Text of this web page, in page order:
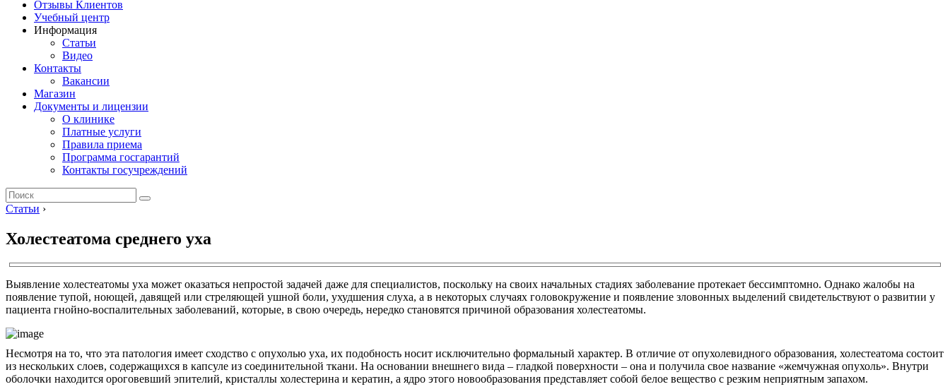
Отзывы Клиентов
Учебный центр
Информация
Статьи
Видео
Контакты
Вакансии
Магазин
Документы и лицензии
О клинике
Платные услуги
Правила приема
Программа госгарантий
Контакты госучреждений
Статьи ›
Холестеатома среднего уха
Выявление холестеатомы уха может оказаться непростой задачей даже для специалистов, поскольку на своих начальных стадиях заболевание протекает бессимптомно. Однако жалобы на
появление тупой, ноющей, давящей или стреляющей ушной боли, ухудшения слуха, а в некоторых случаях головокружение и появление зловонных выделений свидетельствуют о развитии у
пациента гнойно-воспалительных заболеваний, которые, в свою очередь, нередко становятся причиной образования холестеатомы.
Несмотря на то, что эта патология имеет сходство с опухолью уха, их подобность носит исключительно формальный характер. В отличие от опухолевидного образования, холестеатома состоит
из нескольких слоев, содержащихся в капсуле из соединительной ткани. На основании внешнего вида – гладкой поверхности – она и получила свое название «жемчужная опухоль». Внутри
оболочки находится ороговевший эпителий, кристаллы холестерина и кератин, а ядро этого новообразования представляет собой белое вещество с резким неприятным запахом.